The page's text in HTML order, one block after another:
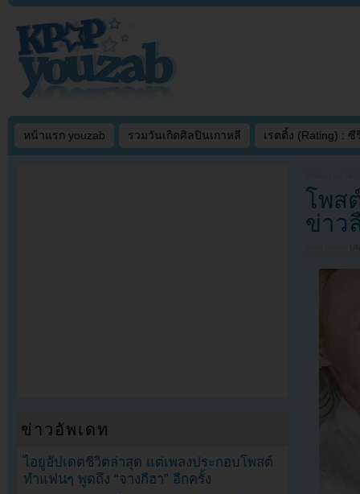
หน้าแรก youzab รวมวันเกิดศิลปินเกาหลี เรตติ้ง (Rating) : ซี
โพส
ข่าว
ข่าวอัพเดท
ไอยูอัปเดตชีวิตล่าสุด แต่เพลงประกอบโพสต์
ทำแฟนๆ พูดถึง “จางกีฮา” อีกครั้ง